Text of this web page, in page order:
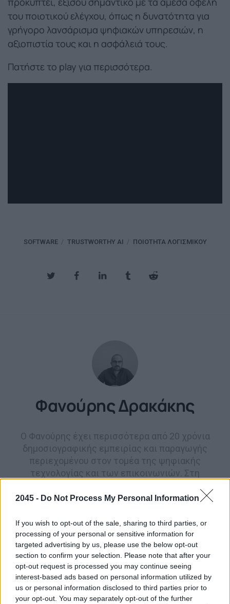
2045 - Do Not Process My Personal Information
If you wish to opt-out of the sale, sharing to third parties, or
processing of your personal or sensitive information for
targeted advertising by us, please use the below opt-out
section to confirm your selection. Please note that after your
opt-out request is processed you may continue seeing
interest-based ads based on personal information utilized by
us or personal information disclosed to third parties prior to
your opt-out. You may separately opt-out of the further
του ποιοτικού ελέγχου, όπως η δυνατότητα για
γρήγορο λανσάρισμα ψηφιακών υπηρεσιών, η
αξιοπιστία τους και η ασφάλειά τους.
Πατήστε το play για περισσότερα.
SOFTWARE TRUSTWORTHY AI ΠΟΙΌΤΗΤΑ ΛΟΓΙΣΜΙΚΟΎ
Φανούρης Δρακάκης
Ο Φανούρης έχει περισσότερα από 20 χρόνια
δημοσιογραφικής εμπειρίας και παραγωγής
περιεχομένου στον τομέα της ψηφιακής
τεχνολογίας και των επικοινωνιών. Στη
παραδοσιακά και online ενημερωτικά Μέσα
συν-ίδρυσε το Deasy.gr, το υπηρετεί μέχρι και
σήμερα από τη θέση του αρχισυντάκτη.